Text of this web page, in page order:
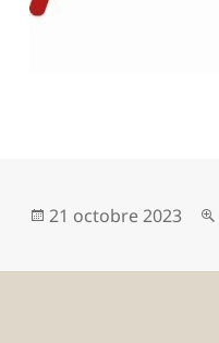
Publié
21 octobre 2023